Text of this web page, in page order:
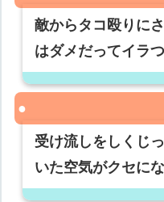
敵からタコ殴りに
はダメだってイラ
受け流しをしくじ
いた空気がクセに